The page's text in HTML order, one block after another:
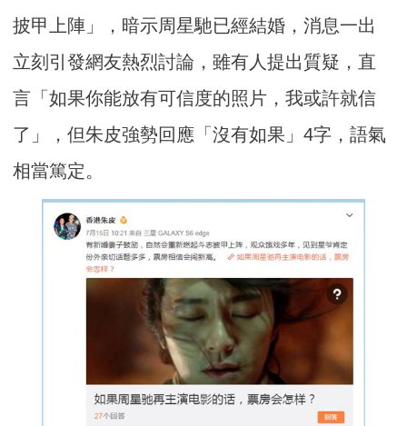
披甲上陣」，暗示周星馳已經結婚，消息一出
立刻引發網友熱烈討論，雖有人提出質疑，直
言「如果你能放有可信度的照片，我或許就信
了」，但朱皮強勢回應「沒有如果」4字，語氣
相當篤定。